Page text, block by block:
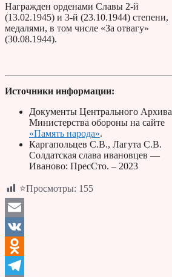
Награжден орденами Славы 2-й
(13.02.1945) и 3-й (23.10.1944) степени,
медалями, в том числе «За отвагу»
(30.08.1944).
Источники информации:
Документы Центрального Архива
Министерства обороны на сайте
«Память народа».
Каргапольцев С.В., Лагута С.В.
Солдатская слава ивановцев —
Иваново: ПресСто. – 2023
⭐Просмотры: 155
Email
VK
Odnoklassniki